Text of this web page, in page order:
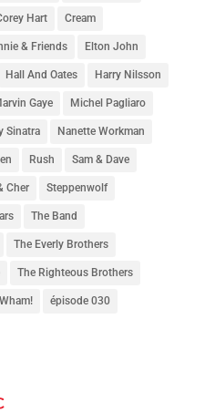
Hart Cream
& Friends Elton John
Hall And Oates Harry Nilsson
Gaye Michel Pagliaro
Sinatra Nanette Workman
Rush Sam & Dave
Cher Steppenwolf
The Band
The Everly Brothers
The Righteous Brothers
Wham! épisode 030